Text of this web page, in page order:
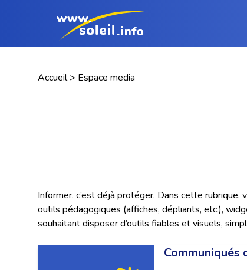
Accueil > Espace media
Informer, c’est déjà protéger. Dans cette
outils pédagogiques (affiches, dépliants, etc.),
souhaitant disposer d’outils fiables et visuels,
Communiqués